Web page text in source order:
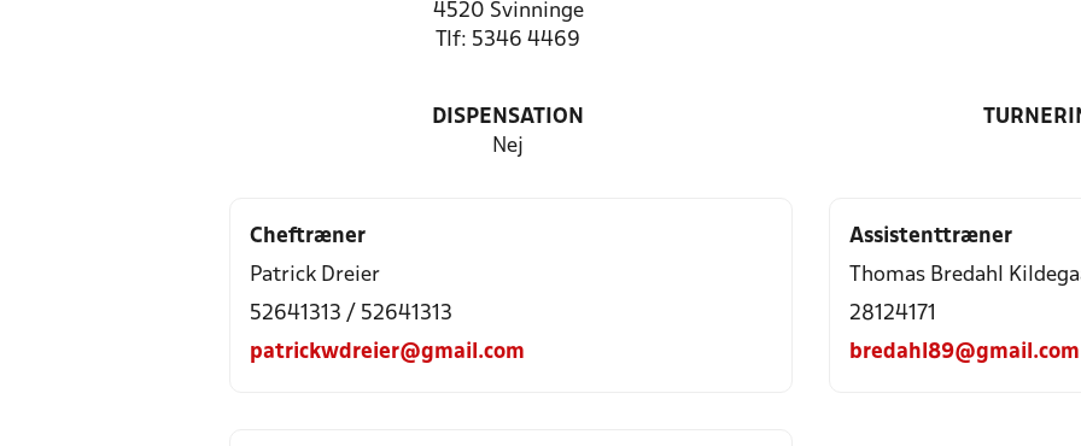
4520 Svinninge
Tlf: 5346 4469
DISPENSATION
Nej
Cheftræner
Patrick Dreier
52641313 / 52641313
patrickwdreier@gmail.com
Assistenttræner
Thomas Bredahl
28124171
bredahl89@gmail.com